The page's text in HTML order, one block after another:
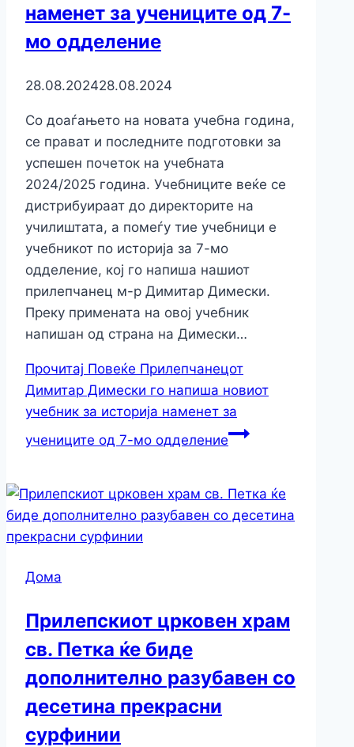
наменет за учениците од 7-
мо одделение
28.08.202428.08.2024
Со доаѓањето на новата учебна година,
се прават и последните подготовки за
успешен почеток на учебната
2024/2025 година. Учебниците веќе се
дистрибуираат до директорите на
училиштата, а помеѓу тие учебници е
учебникот по историја за 7-мо
одделение, кој го напиша нашиот
прилепчанец м-р Димитар Димески.
Преку примената на овој учебник
напишан од страна на Димески…
Прочитај Повеќе Прилепчанецот
Димитар Димески го напиша новиот
учебник за историја наменет за
учениците од 7-мо одделение
Дома
Прилепскиот црковен храм
св. Петка ќе биде
дополнително разубавен со
десетина прекрасни
сурфинии